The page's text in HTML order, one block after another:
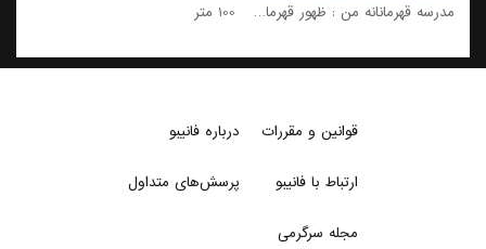
مدرسه قهرمانانه من : ظهور قهرمانان 100 متر
قوانین و مقررات درباره فانیبو
ارتباط با فانیبو پرسش‌های متداول
مجله سرگرمی